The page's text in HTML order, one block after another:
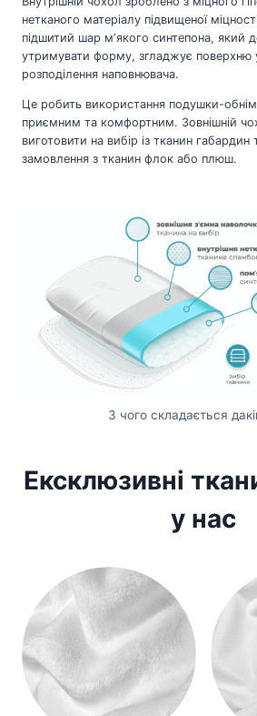
нетканого матеріалу підвищеної
підшитий шар мʼякого синтепона, який
утримувати форму, згладжує поверхню у
розподілення наповнювача.
Це робить використання подушки-
приємним та комфортним. Зовнішній
виготовити на вибір із тканин габардин
замовлення з тканин флок або плюш.
З чого складається
Ексклюзивні
у нас